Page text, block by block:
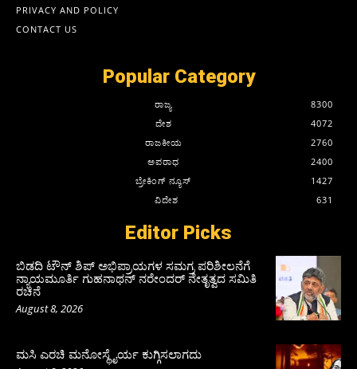
PRIVACY AND POLICY
CONTACT US
Popular Category
ರಾಜ್ಯ
8300
ದೇಶ
4072
ರಾಜಕೀಯ
2760
ಅಪರಾಧ
2400
ಬ್ರೇಕಿಂಗ್ ನ್ಯೂಸ್
1427
ವಿದೇಶ
631
Editor Picks
ಬಿಡದಿ ಟೌನ್ ಶಿಪ್ ಅಭಿಪ್ರಾಯಗಳ ಸಮಗ್ರ ಪರಿಶೀಲನೆಗೆ
ನ್ಯಾಯಮೂರ್ತಿ ಗುಹನಾಥನ್ ನರೇಂದರ್ ನೇತೃತ್ವದ ಸಮಿತಿ
ರಚನೆ
August 8, 2026
ಮಸಿ ಎರಚಿ ಮನೋಸ್ಥೈರ್ಯ ಕುಗ್ಗಿಸಲಾಗದು